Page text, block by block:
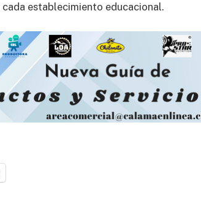
establecimiento educacional.